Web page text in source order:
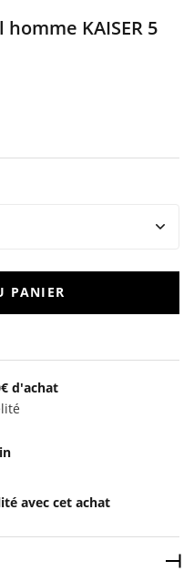
KAISER 5
PANIER
d'achat
avec cet achat